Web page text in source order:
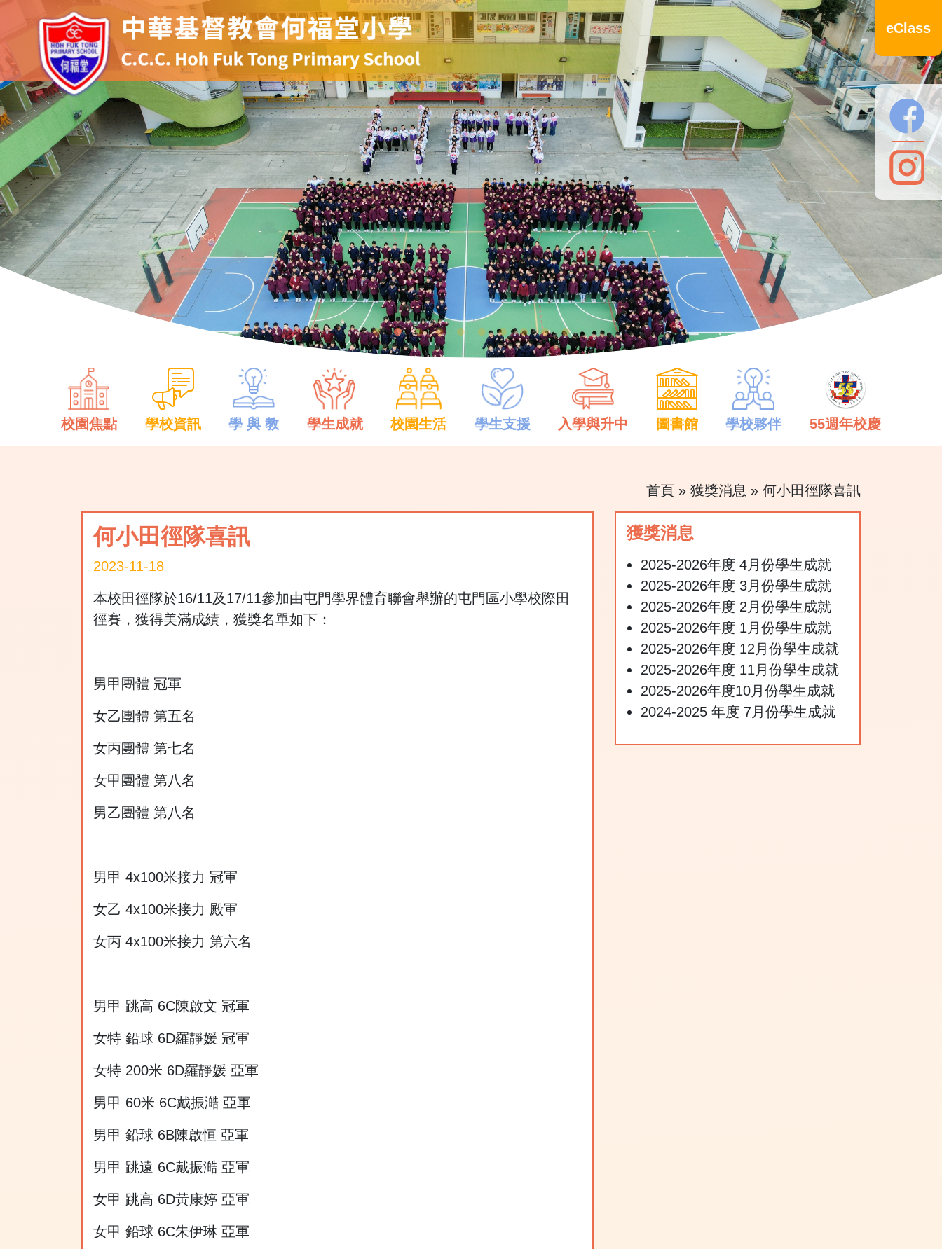
eClass
校園焦點 學校資訊 學 與 教 學生成就 校園生活 學生支援 入學與升中 圖書館 學校夥伴 55週年校慶
首頁 »獲獎消息 »何小田徑隊喜訊
何小田徑隊喜訊
2023-11-18
本校田徑隊於16/11及17/11參加由屯門學界體育聯會舉辦的屯門區小學校際田
徑賽，獲得美滿成績，獲獎名單如下：
男甲團體 冠軍
女乙團體 第五名
女丙團體 第七名
女甲團體 第八名
男乙團體 第八名
男甲 4x100米接力 冠軍
女乙 4x100米接力 殿軍
女丙 4x100米接力 第六名
男甲 跳高 6C陳啟文 冠軍
女特 鉛球 6D羅靜媛 冠軍
女特 200米 6D羅靜媛 亞軍
男甲 60米 6C戴振澔 亞軍
男甲 鉛球 6B陳啟恒 亞軍
男甲 跳遠 6C戴振澔 亞軍
女甲 跳高 6D黃康婷 亞軍
女甲 鉛球 6C朱伊琳 亞軍
獲獎消息
2025-2026年度 4月份學生成就
2025-2026年度 3月份學生成就
2025-2026年度 2月份學生成就
2025-2026年度 1月份學生成就
2025-2026年度 12月份學生成就
2025-2026年度 11月份學生成就
2025-2026年度10月份學生成就
2024-2025 年度 7月份學生成就